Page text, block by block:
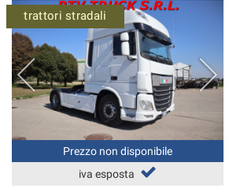
Prezzo non disponibile
iva esposta
trattori stradali